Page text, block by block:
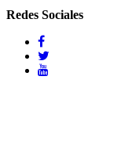
Redes Sociales